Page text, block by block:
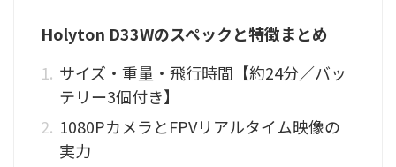
Holyton D33Wのスペックと特徴まとめ
サイズ・重量・飛行時間【約24分／バッ
テリー3個付き】
1080PカメラとFPVリアルタイム映像の
実力